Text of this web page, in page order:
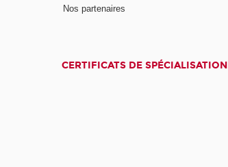
Nos partenaires
CERTIFICATS DE SPÉCIALISATION